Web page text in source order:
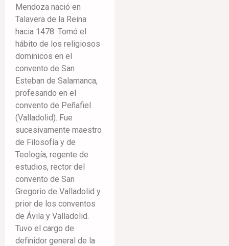
Mendoza nació en
Talavera de la Reina
hacia 1478. Tomó el
hábito de los religiosos
dominicos en el
convento de San
Esteban de Salamanca,
profesando en el
convento de Peñafiel
(Valladolid). Fue
sucesivamente maestro
de Filosofía y de
Teología, regente de
estudios, rector del
convento de San
Gregorio de Valladolid y
prior de los conventos
de Ávila y Valladolid.
Tuvo el cargo de
definidor general de la